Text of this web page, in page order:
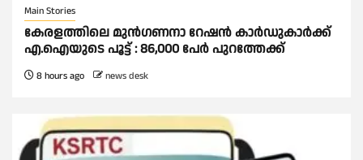
Main Stories
കേരളത്തിലെ മുന്‍ഗണനാ റേഷന്‍ കാര്‍ഡുകാർക്ക്
എ.ഐയുടെ പൂട്ട് : 86,000 പേര്‍ പുറത്തേക്ക്
8 hours ago news desk